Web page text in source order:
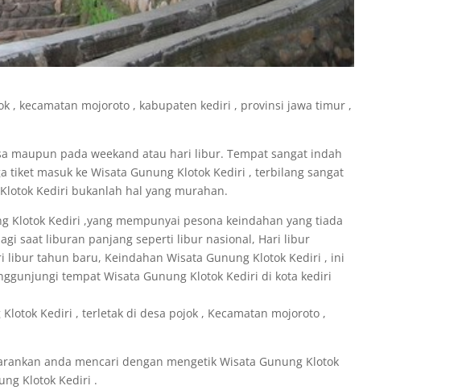
, kecamatan mojoroto , kabupaten kediri , provinsi jawa timur ,
maupun pada weekand atau hari libur. Tempat sangat indah
masuk ke Wisata Gunung Klotok Kediri , terbilang sangat
Kediri bukanlah hal yang murahan.
Klotok Kediri ,yang mempunyai pesona keindahan yang tiada
saat liburan panjang seperti libur nasional, Hari libur
tahun baru, Keindahan Wisata Gunung Klotok Kediri , ini
tempat Wisata Gunung Klotok Kediri di kota kediri
Kediri , terletak di desa pojok , Kecamatan mojoroto ,
anda mencari dengan mengetik Wisata Gunung Klotok
Klotok Kediri .